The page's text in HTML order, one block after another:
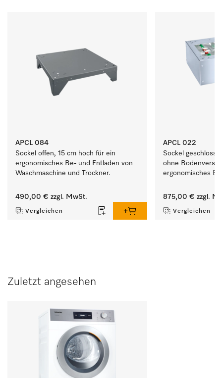
APCL 084
Sockel offen, 15 cm hoch für ein
ergonomisches Be- und Entladen von
Waschmaschine und Trockner.
490,00 € zzgl. MwSt.
Vergleichen
APCL 022
Sockel
ohne
ergonomisches
875,00 € zzgl.
Vergleichen
Zuletzt angesehen